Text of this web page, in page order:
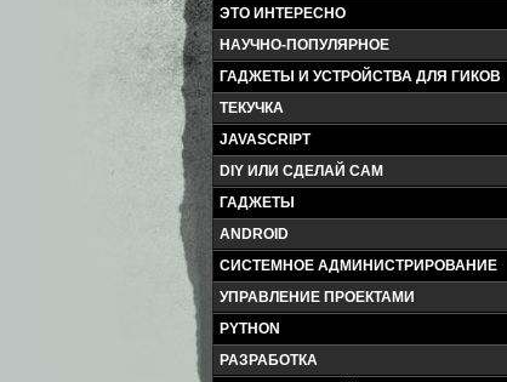
ЭТО ИНТЕРЕСНО
НАУЧНО-ПОПУЛЯРНОЕ
ГАДЖЕТЫ И УСТРОЙСТВА ДЛЯ ГИКОВ
ТЕКУЧКА
JAVASCRIPT
DIY ИЛИ СДЕЛАЙ САМ
ГАДЖЕТЫ
ANDROID
СИСТЕМНОЕ АДМИНИСТРИРОВАНИЕ
УПРАВЛЕНИЕ ПРОЕКТАМИ
PYTHON
РАЗРАБОТКА